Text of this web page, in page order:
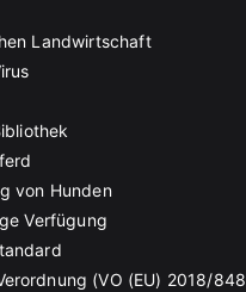
Landwirtschaft
von Hunden
Verfügung
(VO (EU) 2018/848